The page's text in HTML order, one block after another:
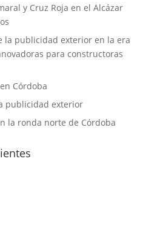
y Cruz Roja en el Alcázar
la publicidad exterior en la era
para constructoras
Córdoba
publicidad exterior
la ronda norte de Córdoba